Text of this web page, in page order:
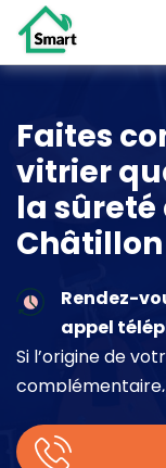
Faites
vitrier
la sûreté
Châtillon
Rendez-
appel
Si l’origine de
complémentaire,
place.